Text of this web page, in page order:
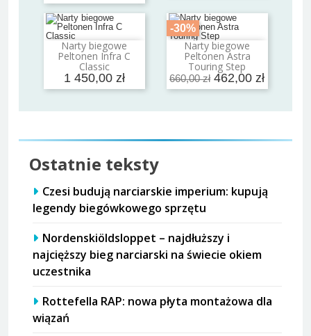
Narty biegowe
Peltonen Infra C
Classic
1 450,00 zł
Dodaj do koszyka
-30%
Narty biegowe
Peltonen Astra
Touring Step
660,00 zł 462,00 zł
Dodaj do koszyka
Ostatnie teksty
Czesi budują narciarskie imperium: kupują
legendy biegówkowego sprzętu
Nordenskiöldsloppet – najdłuższy i
najcięższy bieg narciarski na świecie okiem
uczestnika
Rottefella RAP: nowa płyta montażowa dla
wiązań